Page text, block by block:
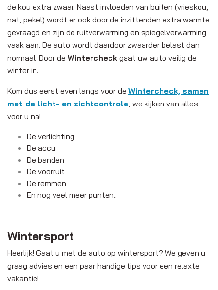
de kou extra zwaar. Naast invloeden van buiten (vrieskou,
nat, pekel) wordt er ook door de inzittenden extra warmte
gevraagd en zijn de ruitverwarming en spiegelverwarming
vaak aan. De auto wordt daardoor zwaarder belast dan
normaal. Door de Wintercheck gaat uw auto veilig de
winter in.
Kom dus eerst even langs voor de Wintercheck, samen
met de licht- en zichtcontrole, we kijken van alles
voor u na!
De verlichting
De accu
De banden
De voorruit
De remmen
En nog veel meer punten..
Wintersport
Heerlijk! Gaat u met de auto op wintersport? We geven u
graag advies en een paar handige tips voor een relaxte
vakantie!